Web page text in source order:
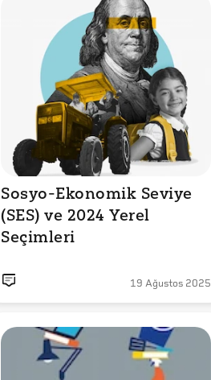
Sosyo-Ekonomik Seviye
(SES) ve 2024 Yerel
Seçimleri
19 Ağustos 2025